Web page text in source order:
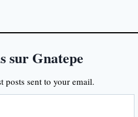
sur Gnatepe
posts sent to your email.